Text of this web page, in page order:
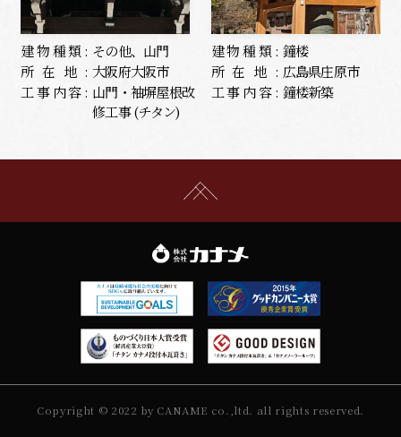
建物種類: その他、山門
所在地: 大阪府大阪市
工事内容: 山門・袖塀屋根改
修工事 (チタン)
建物種類: 鐘楼
所在地: 広島県庄原市
工事内容: 鐘楼新築
Copyright © 2022 by CANAME co.,ltd. all rights reserved.